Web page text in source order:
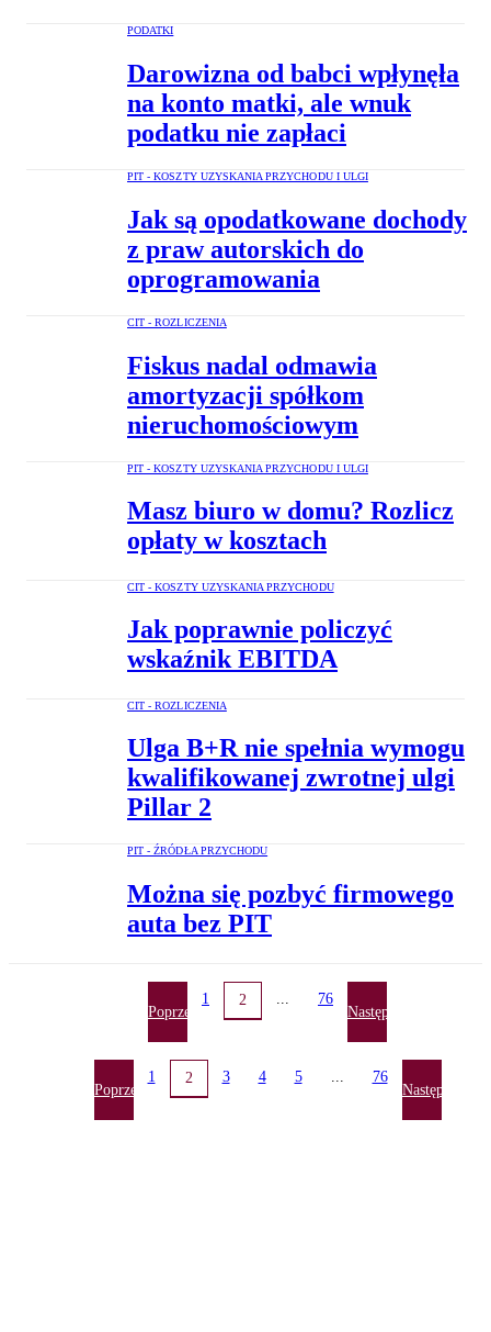
PODATKI
Darowizna od babci wpłynęła
na konto matki, ale wnuk
podatku nie zapłaci
PIT - KOSZTY UZYSKANIA PRZYCHODU I ULGI
Jak są opodatkowane dochody
z praw autorskich do
oprogramowania
CIT - ROZLICZENIA
Fiskus nadal odmawia
amortyzacji spółkom
nieruchomościowym
PIT - KOSZTY UZYSKANIA PRZYCHODU I ULGI
Masz biuro w domu? Rozlicz
opłaty w kosztach
CIT - KOSZTY UZYSKANIA PRZYCHODU
Jak poprawnie policzyć
wskaźnik EBITDA
CIT - ROZLICZENIA
Ulga B+R nie spełnia wymogu
kwalifikowanej zwrotnej ulgi
Pillar 2
PIT - ŹRÓDŁA PRZYCHODU
Można się pozbyć firmowego
auta bez PIT
Poprzednia
1 2 ... 76
Następna
Poprzednia
1 2 3 4 5 ... 76
Następna